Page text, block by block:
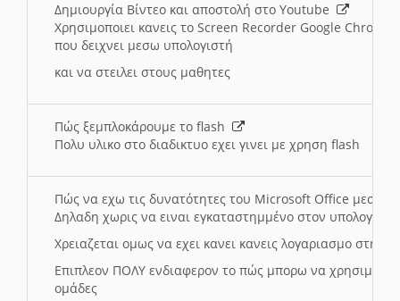
Δημιουργία Βίντεο και αποστολή στο Youtube
Χρησιμοποιει κανεις το Screen Recorder Google Chrome
που δειχνει μεσω υπολογιστή
και να στειλει στους μαθητες
Πώς ξεμπλοκάρουμε το flash
Πολυ υλικο στο διαδικτυο εχει γινει με χρηση flash
Πώς να εχω τις δυνατότητες του Microsoft Office μεσω
Δηλαδη χωρις να ειναι εγκαταστημμένο στον
Χρειαζεται ομως να εχει κανει κανεις λογαριασμο στη
Επιπλεον ΠΟΛΥ ενδιαφερον το πώς μπορω να
ομάδες